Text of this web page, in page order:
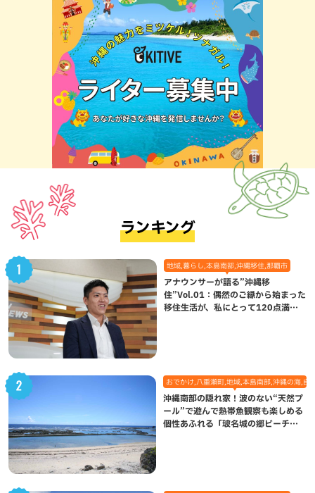
ランキング
地域,暮らし,本島南部,沖縄移住,那覇市
アナウンサーが語る”沖縄移
住”Vol.01：偶然のご縁から始まった
移住生活が、私にとって120点満点
おでかけ,八重瀬町,地域,本島南部,沖縄の海,自
沖縄南部の隠れ家！波のない“天然プ
ール”で遊んで熱帯魚観察も楽しめる
個性あふれる「玻名城の郷ビーチ」